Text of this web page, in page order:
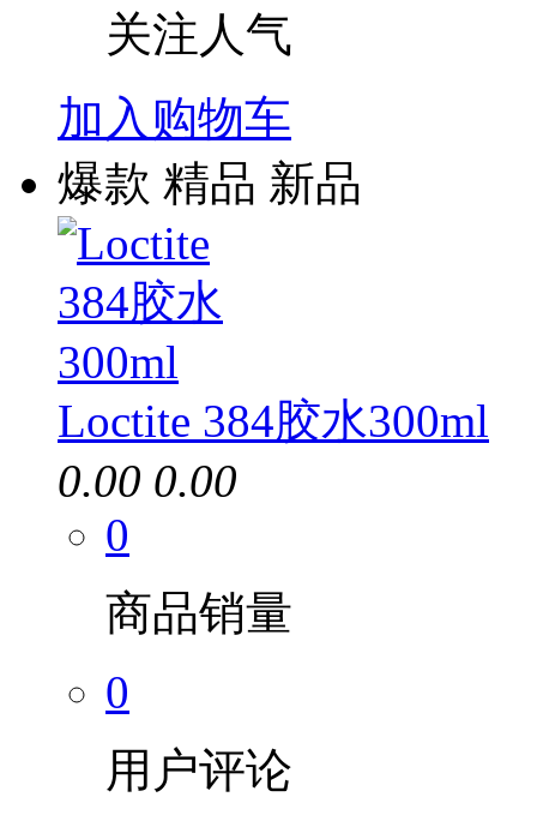
关注人气
加入购物车
爆款 精品 新品
Loctite 384胶水300ml
0.00 0.00
0
商品销量
0
用户评论